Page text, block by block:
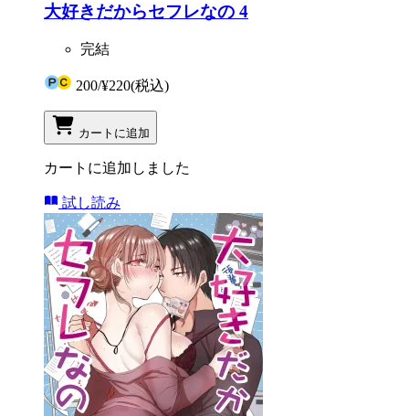
大好きだからセフレなの 4
完結
200/¥220(税込)
カートに追加
カートに追加しました
試し読み